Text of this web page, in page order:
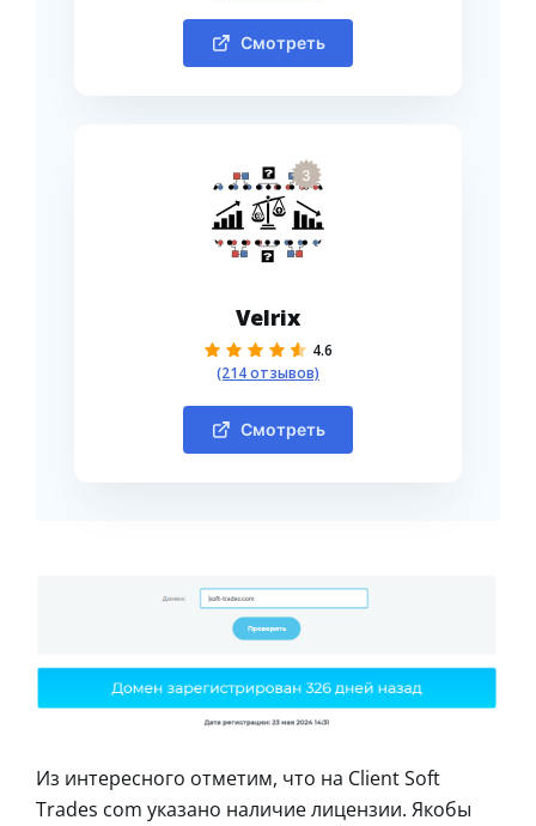
Смотреть
3
Velrix
4.6
(214 отзывов)
Смотреть
Из интересного отметим, что на Client Soft
Trades com указано наличие лицензии. Якобы